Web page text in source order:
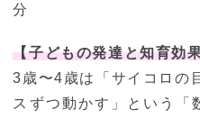
分
【子どもの発達と知育効
3歳〜4歳は「サイコロの
スずつ動かす」という「